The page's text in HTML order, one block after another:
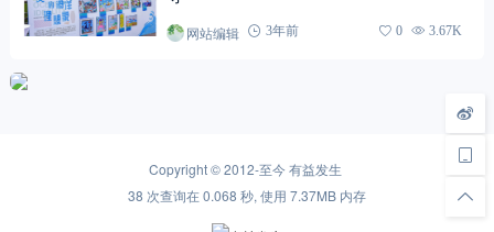
网站编辑 3年前 0 3.67K
Copyright © 2012-至今有益发生
38 次查询在 0.068 秒, 使用 7.37MB 内存